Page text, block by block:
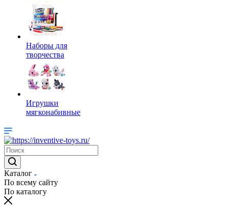
Наборы для
творчества
Игрушки
мягконабивные
Каталог
По всему сайту
По каталогу